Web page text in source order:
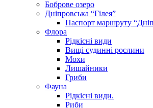
Боброве озеро
Дніпровська “Гілея”
Паспорт маршруту
Флора
Рідкісні види
Вищі судинні рослини
Мохи
Лишайники
Гриби
Фауна
Рідкісні види.
Риби